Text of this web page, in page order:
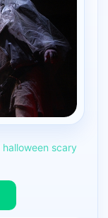
halloween scary